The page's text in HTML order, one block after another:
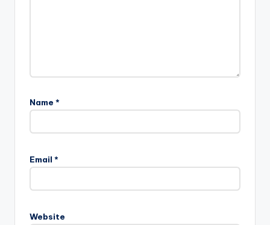
Name *
Email *
Website